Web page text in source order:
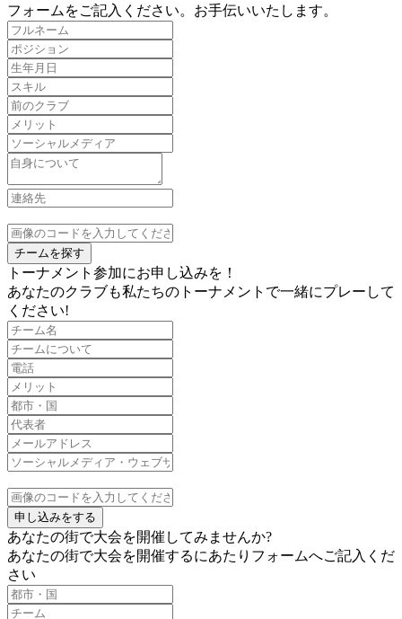
フォームをご記入ください。お手伝いいたします。
チームを探す
トーナメント参加にお申し込みを！
あなたのクラブも私たちのトーナメントで一緒にプレーして
ください!
申し込みをする
あなたの街で大会を開催してみませんか?
あなたの街で大会を開催するにあたりフォームへご記入くだ
さい